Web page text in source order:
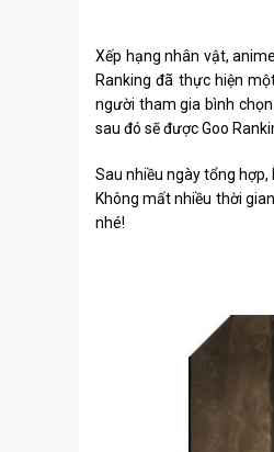
Xếp hạng nhân vật,
Ranking đã thực hiện
người tham gia bình
sau đó sẽ được Goo
Sau nhiều ngày tổng
Không mất nhiều thời
nhé!